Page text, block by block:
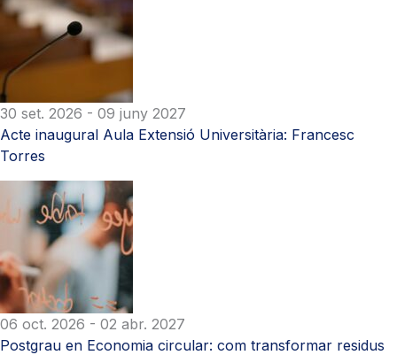
30 set. 2026 - 09 juny 2027
Acte inaugural Aula Extensió Universitària: Francesc
Torres
06 oct. 2026 - 02 abr. 2027
Postgrau en Economia circular: com transformar residus